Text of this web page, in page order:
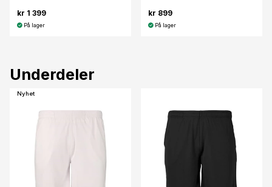
kr 1 399
På lager
kr 899
På lager
Underdeler
Nyhet